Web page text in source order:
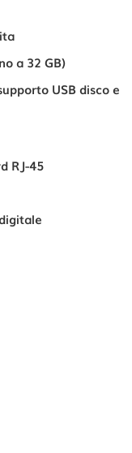
a 32 GB)
USB disco e
RJ-45